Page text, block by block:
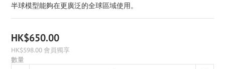
半球模型能夠在更廣泛的全球區域使用。
HK$650.00
HK$598.00 會員獨享
數量